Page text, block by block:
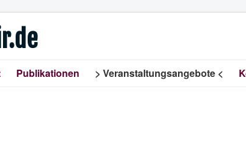
Publikationen Veranstaltungsangebote